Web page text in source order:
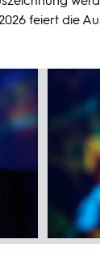
feiert die